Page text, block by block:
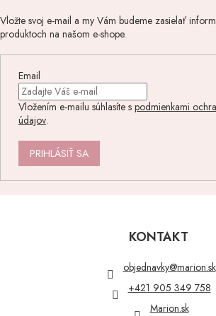
Vložte svoj e-mail a my Vám budeme zasielať
produktoch na našom e-shope.
Email
Vložením e-mailu súhlasíte s podmienkami
údajov.
PRIHLÁSIŤ SA
KONTAKT
objednavky@marion.sk
+421 905 349 758
Marion.sk